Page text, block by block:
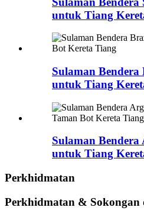
untuk Tiang
Sulaman Bendera
untuk Tiang
Sulaman
untuk Tiang
Perkhidmatan
Perkhidmatan & Sokongan